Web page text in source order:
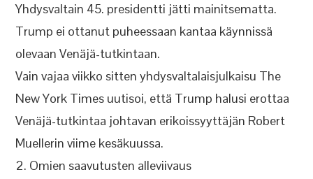
Yhdysvaltain 45. presidentti jätti mainitsematta.
Trump ei ottanut puheessaan kantaa käynnissä
olevaan Venäjä-tutkintaan.
Vain vajaa viikko sitten yhdysvaltalaisjulkaisu The
New York Times uutisoi, että Trump halusi erottaa
Venäjä-tutkintaa johtavan erikoissyyttäjän Robert
Muellerin viime kesäkuussa.
2. Omien saavutusten alleviivaus